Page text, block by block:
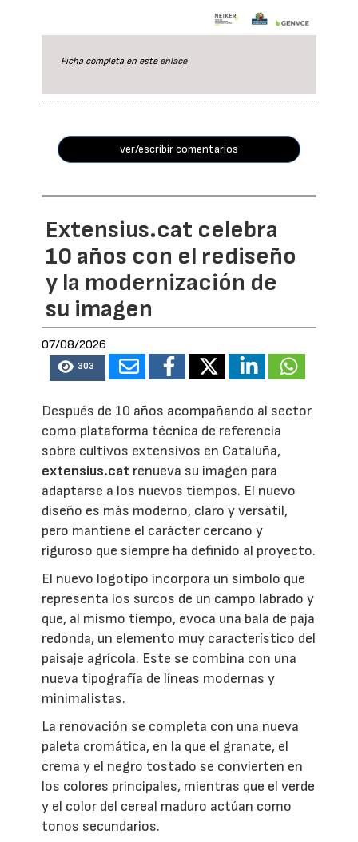
Ficha completa en este enlace
ver/escribir comentarios
Extensius.cat celebra
10 años con el rediseño
y la modernización de
su imagen
07/08/2026
303
Después de 10 años acompañando al sector
como plataforma técnica de referencia
sobre cultivos extensivos en Cataluña,
extensius.cat renueva su imagen para
adaptarse a los nuevos tiempos. El nuevo
diseño es más moderno, claro y versátil,
pero mantiene el carácter cercano y
riguroso que siempre ha definido al proyecto.
El nuevo logotipo incorpora un símbolo que
representa los surcos de un campo labrado y
que, al mismo tiempo, evoca una bala de paja
redonda, un elemento muy característico del
paisaje agrícola. Este se combina con una
nueva tipografía de líneas modernas y
minimalistas.
La renovación se completa con una nueva
paleta cromática, en la que el granate, el
crema y el negro tostado se convierten en
los colores principales, mientras que el verde
y el color del cereal maduro actúan como
tonos secundarios.